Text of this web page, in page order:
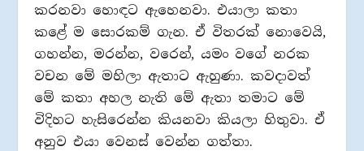
කරනවා හොඳට ඇහෙනවා. එයාලා කතා
කළේ ම සොරකම් ගැන. ඒ විතරක් නොවෙයි,
ගහන්න, මරන්න, වරෙන්, යමං වගේ නරක
වචන මේ මහිලා ඇතාට ඇහුණා. කවදාවත්
මේ කතා අහල නැති මේ ඇතා තමාට මේ
විදිහට හැසිරෙන්න කියනවා කියලා හිතුවා. ඒ
අනුව එයා වෙනස් වෙන්න ගත්තා.